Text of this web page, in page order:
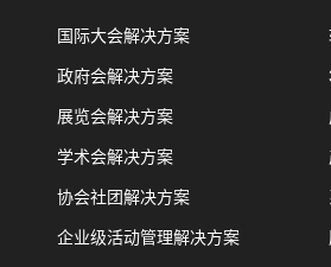
国际大会解决方案
政府会解决方案
展览会解决方案
学术会解决方案
协会社团解决方案
企业级活动管理解决方案